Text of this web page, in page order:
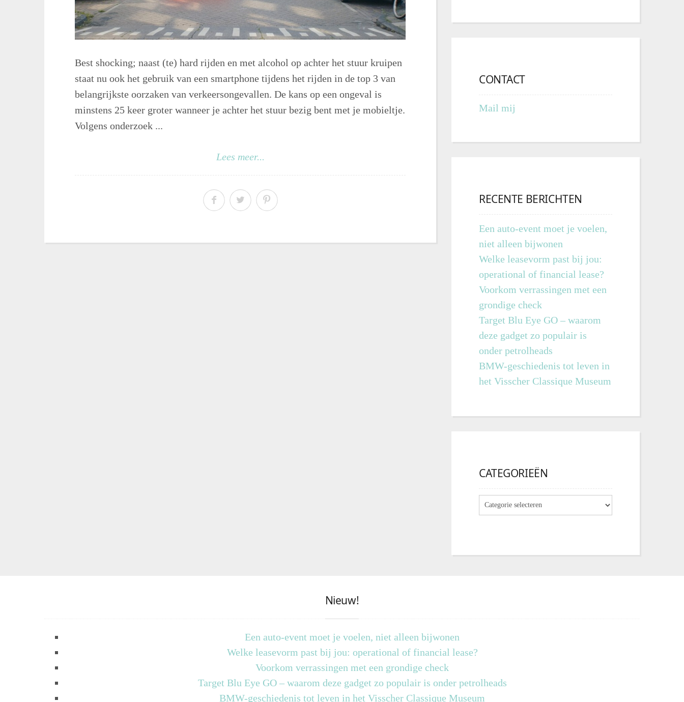
Best shocking; naast (te) hard rijden en met alcohol op achter het stuur kruipen
staat nu ook het gebruik van een smartphone tijdens het rijden in de top 3 van
belangrijkste oorzaken van verkeersongevallen. De kans op een ongeval is
minstens 25 keer groter wanneer je achter het stuur bezig bent met je mobieltje.
Volgens onderzoek ...
Lees meer...
CONTACT
Mail mij
RECENTE BERICHTEN
Een auto-event moet je voelen,
niet alleen bijwonen
Welke leasevorm past bij jou:
operational of financial lease?
Voorkom verrassingen met een
grondige check
Target Blu Eye GO – waarom
deze gadget zo populair is
onder petrolheads
BMW-geschiedenis tot leven in
het Visscher Classique Museum
CATEGORIEËN
Nieuw!
Een auto-event moet je voelen, niet alleen bijwonen
Welke leasevorm past bij jou: operational of financial lease?
Voorkom verrassingen met een grondige check
Target Blu Eye GO – waarom deze gadget zo populair is onder petrolheads
BMW-geschiedenis tot leven in het Visscher Classique Museum